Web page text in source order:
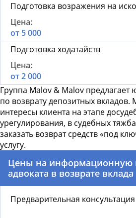
Подготовка возражения на
от 5 000
Подготовка ходатайств
от 2 000
Группа Malov & Malov предлагает
по возврату депозитных
интересы клиента на этапе
урегулирования, в судебных
заказать возврат средств «под
услугу.
Цены на информационную
адвоката в возврате вклада
Предварительная консультация